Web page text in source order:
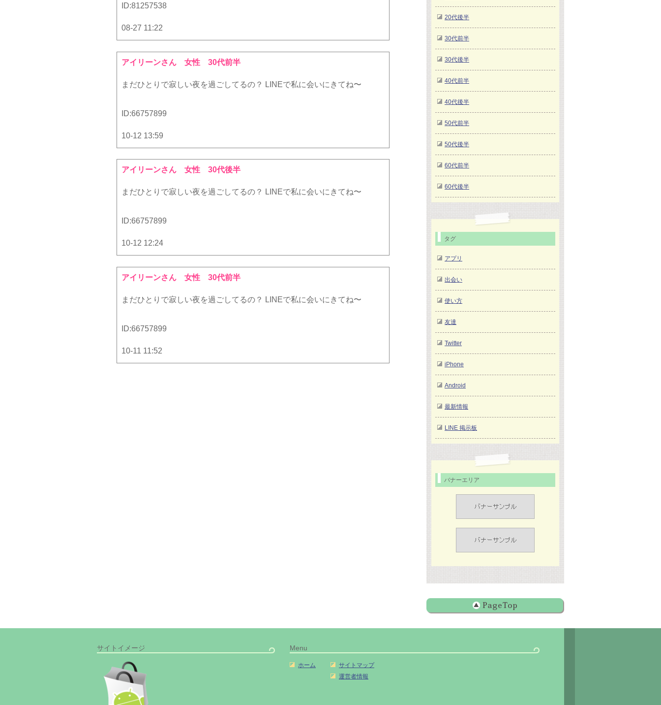
ID:81257538
08-27 11:22
アイリーンさん 女性 30代前半
まだひとりで寂しい夜を過ごしてるの？ LINEで私に会いにきてね〜
ID:66757899
10-12 13:59
アイリーンさん 女性 30代後半
まだひとりで寂しい夜を過ごしてるの？ LINEで私に会いにきてね〜
ID:66757899
10-12 12:24
アイリーンさん 女性 30代前半
まだひとりで寂しい夜を過ごしてるの？ LINEで私に会いにきてね〜
ID:66757899
10-11 11:52
20代後半
30代前半
30代後半
40代前半
40代後半
50代前半
50代後半
60代前半
60代後半
タグ
アプリ
出会い
使い方
友達
Twitter
iPhone
Android
最新情報
LINE 掲示板
バナーエリア
サイトイメージ Menu
ホーム
サイトマップ
運営者情報